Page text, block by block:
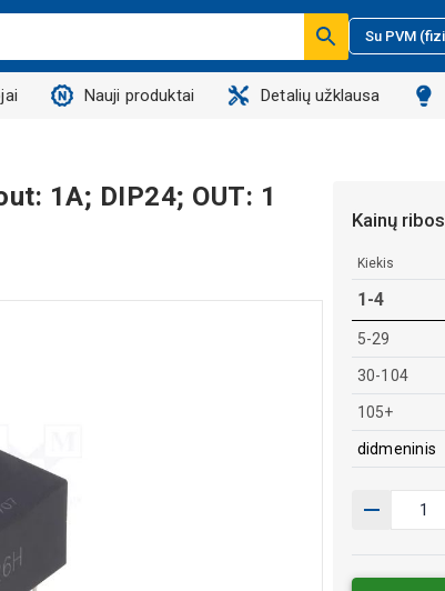
Su PVM
Nauji produktai Detalių užklausa
1A; DIP24; OUT: 1
Kainų ribos
Kiekis
1-4
5-29
30-104
105+
didmeninis